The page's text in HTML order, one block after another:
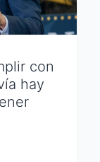
con
hay